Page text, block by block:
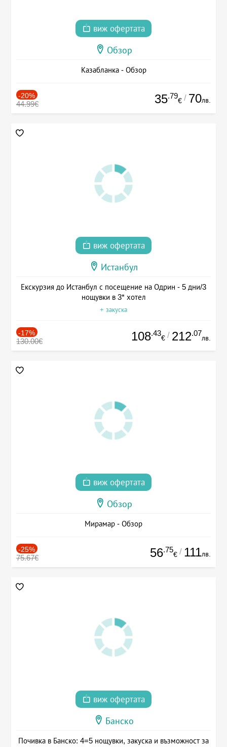
виж офертата
Обзор
Казабланка - Обзор
-20%
44.99€ 35.79
€ / 70лв.
виж офертата
Истанбул
Екскурзия до Истанбул с посещение на Одрин - 5 дни/3
нощувки в 3* хотел
+ закуска
-17%
130.00€ 108.43
€ / 212.07
лв.
виж офертата
Обзор
Мирамар - Обзор
-25%
75.67€ 56.75
€ / 111лв.
виж офертата
Банско
Почивка в Банско: 4=5 нощувки, закуска и възможност за